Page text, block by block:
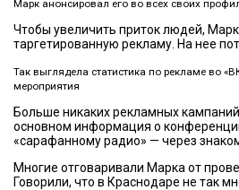
Марк анонсировал его во всех своих
Чтобы увеличить приток людей, Марк
таргетированную рекламу. На нее
Так выглядела статистика по рекламе во
мероприятия
Больше никаких рекламных
основном информация о
«сарафанному радио» — через
Многие отговаривали Марка от
Говорили, что в Краснодаре не так